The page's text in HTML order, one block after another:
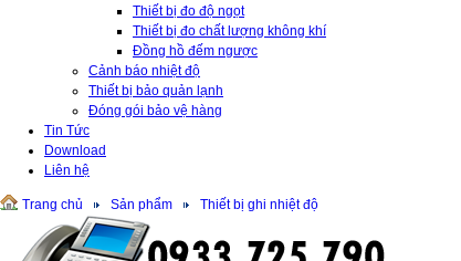
Thiết bị đo độ ngọt
Thiết bị đo chất lượng không khí
Đồng hồ đếm ngược
Cảnh báo nhiệt độ
Thiết bị bảo quản lạnh
Đóng gói bảo vệ hàng
Tin Tức
Download
Liên hệ
Trang chủ Sản phẩm Thiết bị ghi nhiệt độ